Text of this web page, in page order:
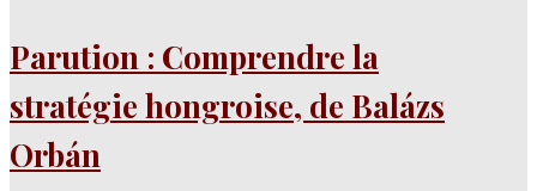
Parution : Comprendre la
stratégie hongroise, de Balázs
Orbán